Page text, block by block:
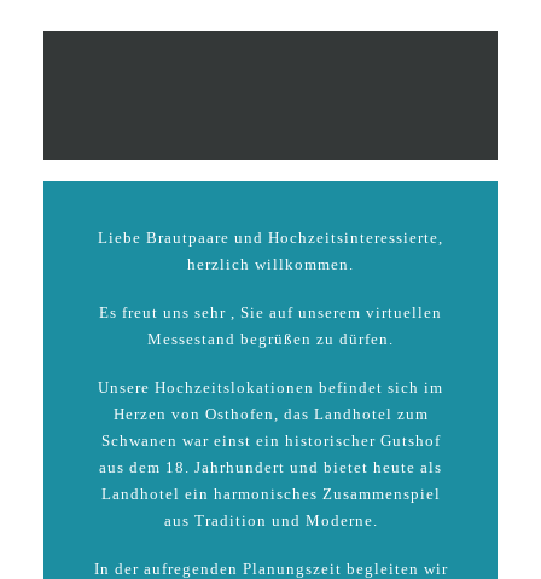
Liebe Brautpaare und Hochzeitsinteressierte,
herzlich willkommen.
Es freut uns sehr , Sie auf unserem virtuellen
Messestand begrüßen zu dürfen.
Unsere Hochzeitslokationen befindet sich im
Herzen von Osthofen, das Landhotel zum
Schwanen war einst ein historischer Gutshof
aus dem 18. Jahrhundert und bietet heute als
Landhotel ein harmonisches Zusammenspiel
aus Tradition und Moderne.
In der aufregenden Planungszeit begleiten wir